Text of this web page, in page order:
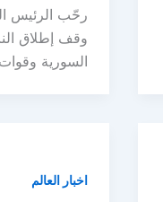
رحّب الرئيس
وقف إطلاق
السورية
اخبار العالم